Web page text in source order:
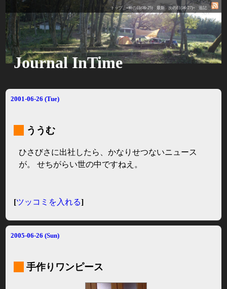
トップ «前の日(06-25) 最新 次の日(06-27)» 追記
Journal InTime
2001-06-26 (Tue)
ううむ
ひさびさに出社したら、かなりせつないニュース
が。 せちがらい世の中ですねえ。
[ツッコミを入れる]
2005-06-26 (Sun)
手作りワンピース